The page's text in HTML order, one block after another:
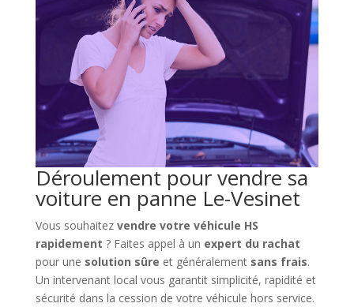
Déroulement pour vendre sa
voiture en panne Le-Vesinet
Vous souhaitez vendre votre véhicule HS
rapidement ? Faites appel à un expert du rachat
pour une solution sûre et généralement sans frais.
Un intervenant local vous garantit simplicité, rapidité et
sécurité dans la cession de votre véhicule hors service.